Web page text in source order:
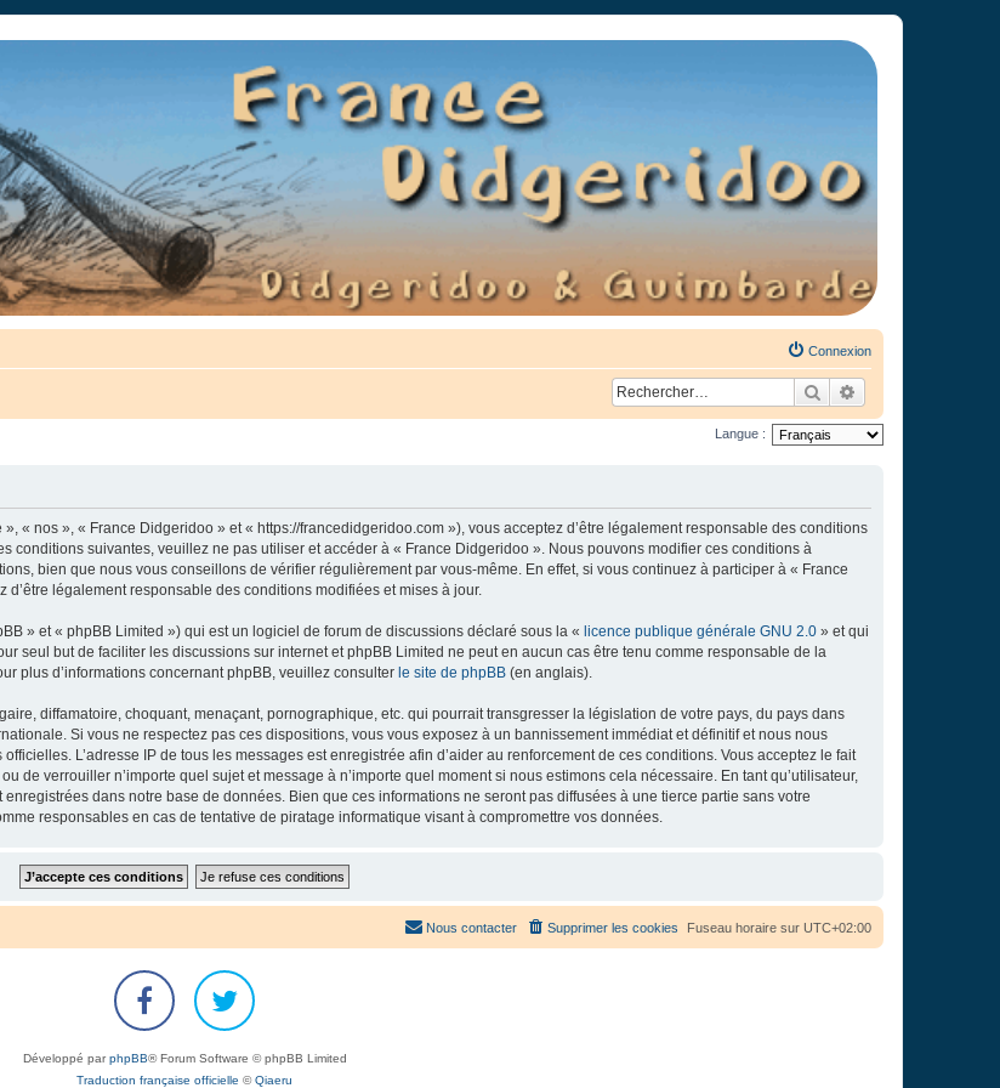
Connexion
Rechercher
Langue :
« nos », « France Didgeridoo » et « https://francedidgeridoo.com »), vous acceptez d’être légalement responsable des conditions
conditions suivantes, veuillez ne pas utiliser et accéder à « France Didgeridoo ». Nous pouvons modifier ces conditions à
bien que nous vous conseillons de vérifier régulièrement par vous-même. En effet, si vous continuez à participer à « France
légalement responsable des conditions modifiées et mises à jour.
» et « phpBB Limited ») qui est un logiciel de forum de discussions déclaré sous la « licence publique générale GNU 2.0 » et qui
seul but de faciliter les discussions sur internet et phpBB Limited ne peut en aucun cas être tenu comme responsable de la
plus d’informations concernant phpBB, veuillez consulter le site de phpBB (en anglais).
diffamatoire, choquant, menaçant, pornographique, etc. qui pourrait transgresser la législation de votre pays, du pays dans
Si vous ne respectez pas ces dispositions, vous vous exposez à un bannissement immédiat et définitif et nous nous
L’adresse IP de tous les messages est enregistrée afin d’aider au renforcement de ces conditions. Vous acceptez le fait
de verrouiller n’importe quel sujet et message à n’importe quel moment si nous estimons cela nécessaire. En tant qu’utilisateur,
dans notre base de données. Bien que ces informations ne seront pas diffusées à une tierce partie sans votre
responsables en cas de tentative de piratage informatique visant à compromettre vos données.
Fuseau horaire sur UTC+02:00
Supprimer les cookies
Nous contacter
Développé parphpBB® Forum Software © phpBB Limited
Traduction française officielle ©Qiaeru